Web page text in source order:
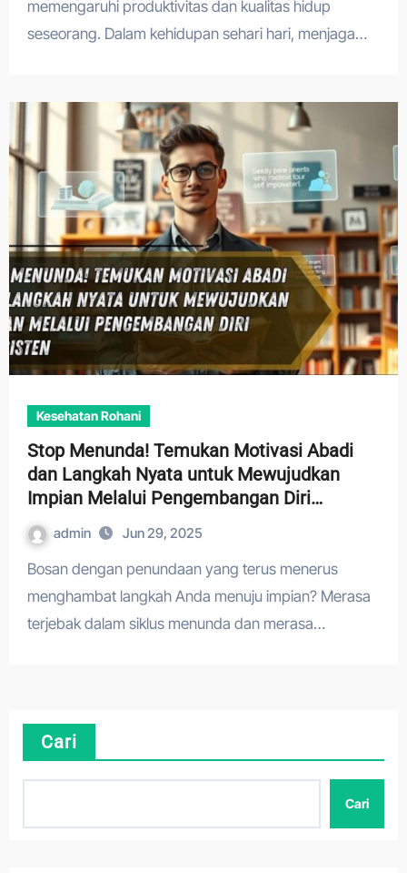
memengaruhi produktivitas dan kualitas hidup
seseorang. Dalam kehidupan sehari hari, menjaga…
Kesehatan Rohani
Stop Menunda! Temukan Motivasi Abadi
dan Langkah Nyata untuk Mewujudkan
Impian Melalui Pengembangan Diri
Konsisten
admin Jun 29, 2025
Bosan dengan penundaan yang terus menerus
menghambat langkah Anda menuju impian? Merasa
terjebak dalam siklus menunda dan merasa…
Cari
Cari